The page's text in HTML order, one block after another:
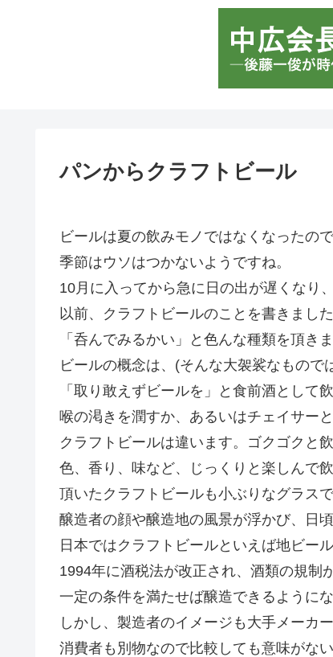
パンからクラフトビール
ビールは夏の飲みモノではなくなったの
季節はウソはつかないようですね。
10月に入ってから急に日の出が遅くなり
以前、クラフトビールのことを書きまし
「呑んでみるかい」と色んな種類を頂きま
ビールの概念は、(そんな大袈裟なもので
「取り敢えずビールを」と食前酒として
喉の渇きを潤すか、あるいはチェイサー
クラフトビールは違います。ゴクゴクと
色、香り、味など、じっくりと楽しんで飲
頂いたクラフトビールも小ぶりなグラス
醸造者の顔や醸造地の風景が浮かび、日
日本ではクラフトビールといえば地ビ
1994年に酒税法が改正され、酒類の規制
一定の条件を満たせば醸造できるように
しかし、製造者のイメージも大手メーカ
消費者も別物なので比較しても意味がな